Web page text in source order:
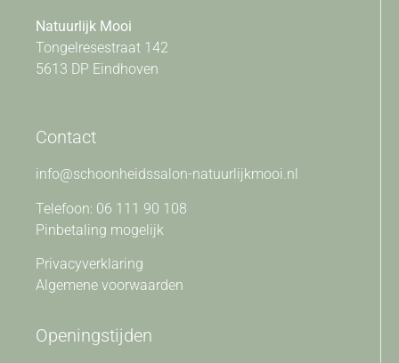
Natuurlijk Mooi
Tongelresestraat 142
5613 DP Eindhoven
Contact
info@schoonheidssalon-natuurlijkmooi.nl
Telefoon: 06 111 90 108
Pinbetaling mogelijk
Privacyverklaring
Algemene voorwaarden
Openingstijden